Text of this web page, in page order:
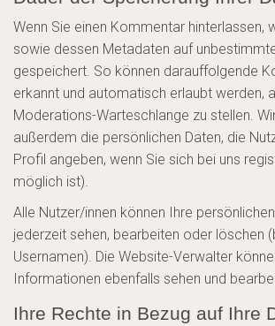
Wenn Sie einen Kommentar hinterlassen,
sowie dessen Metadaten auf
gespeichert. So können darauffolgende
erkannt und automatisch erlaubt werden,
Moderations-Warteschlange zu stellen.
außerdem die persönlichen Daten, die
Profil angeben, wenn Sie sich bei uns
möglich ist).
Alle Nutzer/innen können Ihre
jederzeit sehen, bearbeiten oder löschen
Usernamen). Die Website-Verwalter
Informationen ebenfalls sehen und
Ihre Rechte in Bezug auf Ihre